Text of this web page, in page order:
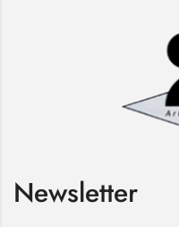
Newsletter